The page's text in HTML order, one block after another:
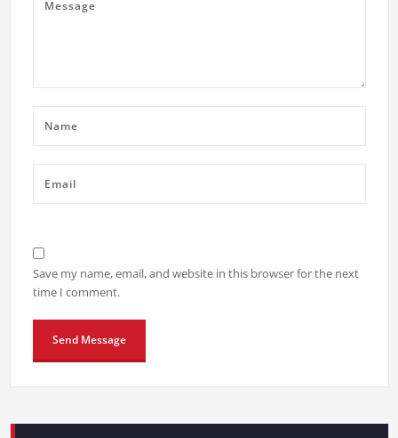
Save my name, email, and website in this browser for the next
time I comment.